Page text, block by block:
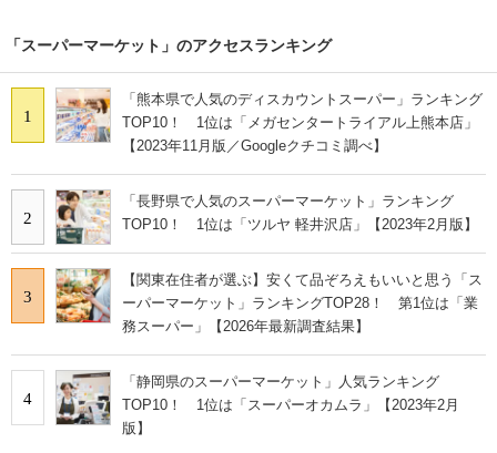
「スーパーマーケット」のアクセスランキング
1
「熊本県で人気のディスカウントスーパー」ランキング
TOP10！ 1位は「メガセンタートライアル上熊本店」
【2023年11月版／Googleクチコミ調べ】
2
「長野県で人気のスーパーマーケット」ランキング
TOP10！ 1位は「ツルヤ 軽井沢店」【2023年2月版】
3
【関東在住者が選ぶ】安くて品ぞろえもいいと思う「ス
ーパーマーケット」ランキングTOP28！ 第1位は「業
務スーパー」【2026年最新調査結果】
4
「静岡県のスーパーマーケット」人気ランキング
TOP10！ 1位は「スーパーオカムラ」【2023年2月
版】